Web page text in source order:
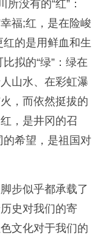
没有的“红”：
福;红，是在险峻
的是用鲜血和生
拟的“绿”：绿在
山水、在彩虹瀑
，而依然挺拔的
，是井冈的召
希望，是祖国对
步似乎都承载了
史对我们的寄
文化对于我们的